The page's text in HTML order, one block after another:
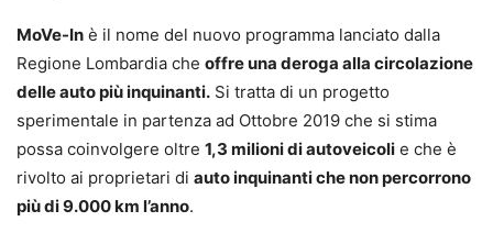
MoVe-In è il nome del nuovo programma lanciato dalla
Regione Lombardia che offre una deroga alla circolazione
delle auto più inquinanti. Si tratta di un progetto
sperimentale in partenza ad Ottobre 2019 che si stima
possa coinvolgere oltre 1,3 milioni di autoveicoli e che è
rivolto ai proprietari di auto inquinanti che non percorrono
più di 9.000 km l’anno.